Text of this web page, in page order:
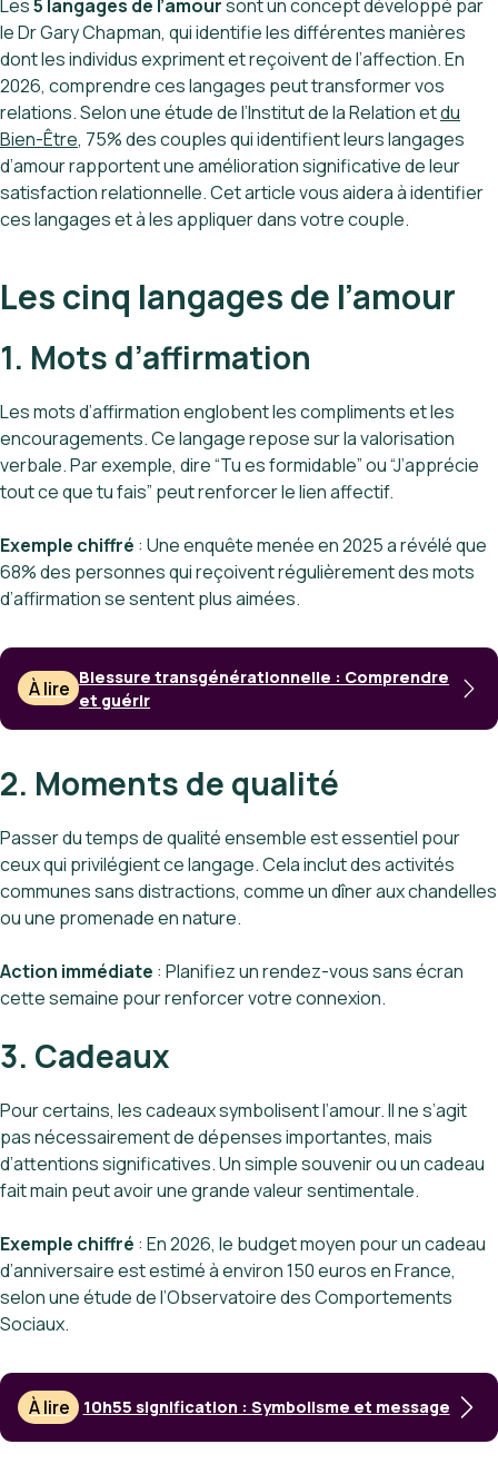
Les5 langages de l’amoursont un concept développé par
le Dr Gary Chapman, qui identifie les différentes manières
dont les individus expriment et reçoivent de l’affection. En
2026, comprendre ces langages peut transformer vos
relations. Selon une étude de l’Institut de la Relation etdu
Bien-Être, 75% des couples qui identifient leurs langages
d’amour rapportent une amélioration significative de leur
satisfaction relationnelle. Cet article vous aidera à identifier
ces langages et à les appliquer dans votre couple.
Les cinq langages de l’amour
1. Mots d’affirmation
Les mots d’affirmation englobent les compliments et les
encouragements. Ce langage repose sur la valorisation
verbale. Par exemple, dire “Tu es formidable” ou “J’apprécie
tout ce que tu fais” peut renforcer le lien affectif.
Exemple chiffré : Une enquête menée en 2025 a révélé que
68% des personnes qui reçoivent régulièrement des mots
d’affirmation se sentent plus aimées.
À lire Blessure transgénérationnelle : Comprendre
et guérir
2. Moments de qualité
Passer du temps de qualité ensemble est essentiel pour
ceux qui privilégient ce langage. Cela inclut des activités
communes sans distractions, comme un dîner aux chandelles
ou une promenade en nature.
Action immédiate : Planifiez un rendez-vous sans écran
cette semaine pour renforcer votre connexion.
3. Cadeaux
Pour certains, les cadeaux symbolisent l’amour. Il ne s’agit
pas nécessairement de dépenses importantes, mais
d’attentions significatives. Un simple souvenir ou un cadeau
fait main peut avoir une grande valeur sentimentale.
Exemple chiffré : En 2026, le budget moyen pour un cadeau
d’anniversaire est estimé à environ 150 euros en France,
selon une étude de l’Observatoire des Comportements
Sociaux.
À lire 10h55 signification : Symbolisme et message